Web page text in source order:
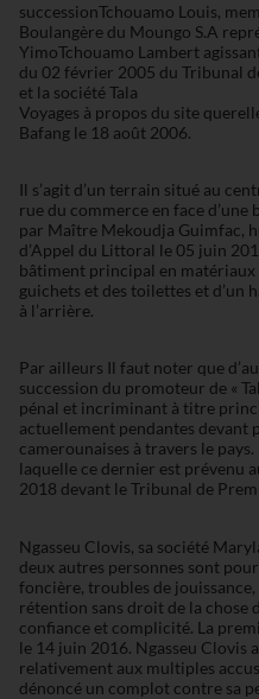
successionTchouamo Louis,
Boulangère du Moungo S.A
YimoTchouamo Lambert
du 02 février 2005 du Tribunal
et la société Tala
Voyages à propos du site
Bafang le 18 août 2006.
Il s’agit d’un terrain situé au
rue du commerce en face d’une
par Maître Mekoudja Guimfac,
d’Appel du Littoral le 05 juin
bâtiment principal en
guichets et des toilettes et d’un
à l’arrière.
Par ailleurs Il faut noter que
succession du promoteur de «
pénal et incriminant à titre
actuellement pendantes
camerounaises à travers le
laquelle ce dernier est prévenu
2018 devant le Tribunal de
Ngasseu Clovis, sa société
deux autres personnes sont
foncière, troubles de
rétention sans droit de la chose
confiance et complicité. La
le 14 juin 2016. Ngasseu Clovis
relativement aux multiples
dénoncé un complot contre sa